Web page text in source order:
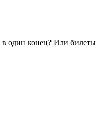
в один конец? Или билеты